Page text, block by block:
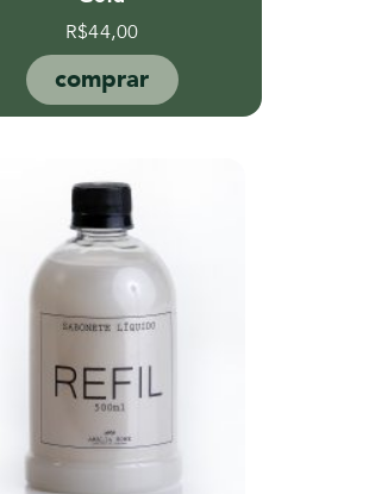
R$44,00
comprar